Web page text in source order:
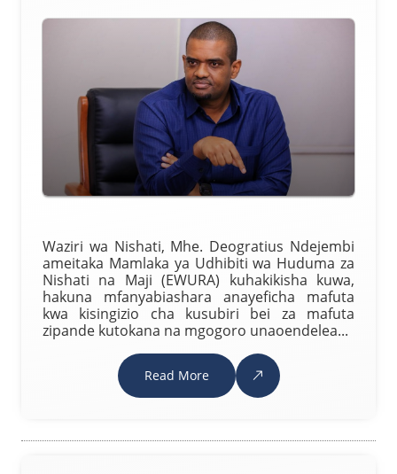
Waziri wa Nishati, Mhe. Deogratius Ndejembi
ameitaka Mamlaka ya Udhibiti wa Huduma za
Nishati na Maji (EWURA) kuhakikisha kuwa,
hakuna mfanyabiashara anayeficha mafuta
kwa kisingizio cha kusubiri bei za mafuta
zipande kutokana na mgogoro unaoendelea...
Read More